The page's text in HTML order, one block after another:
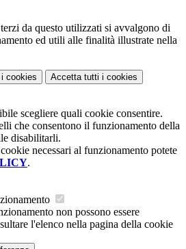
da questo utilizzati si avvalgono di
ed utili alle finalità illustrate nella
i cookies Accetta tutti i cookies
scegliere quali cookie consentire.
che consentono il funzionamento della
disabilitarli.
necessari al funzionamento potete
.
non possono essere
l'elenco nella pagina della cookie